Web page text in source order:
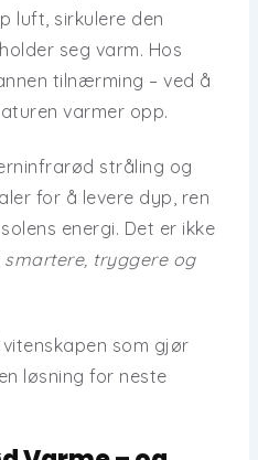
luft, sirkulere den
seg varm. Hos
tilnærming – ved å
varmer opp.
stråling og
for å levere dyp, ren
energi. Det er ikke
smartere, tryggere og
som gjør
løsning for neste